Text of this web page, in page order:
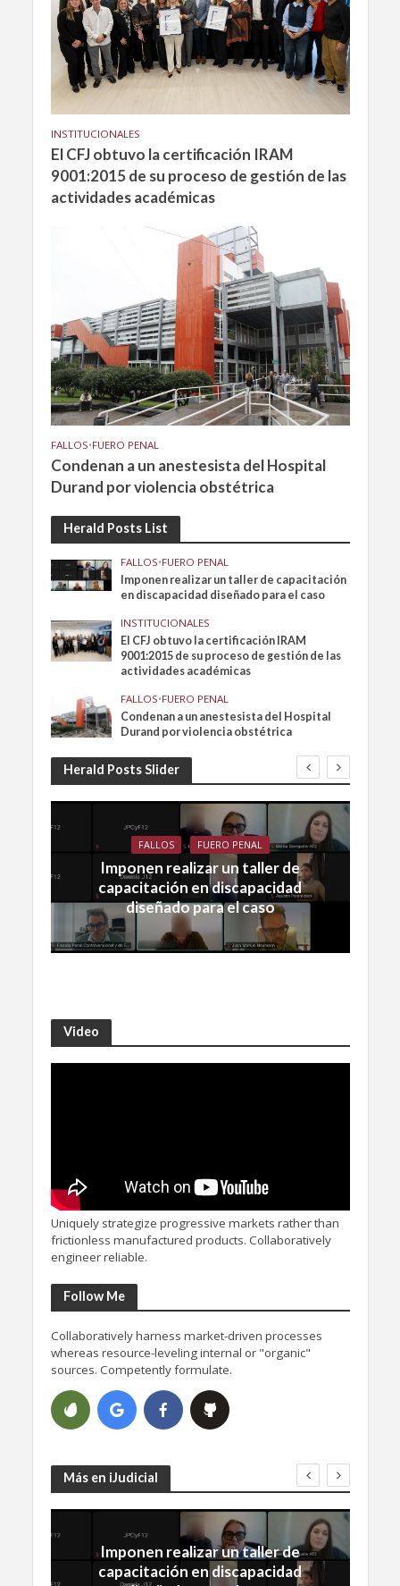
INSTITUCIONALES
El CFJ obtuvo la certificación IRAM
9001:2015 de su proceso de gestión de las
actividades académicas
FALLOS•FUERO PENAL
Condenan a un anestesista del Hospital
Durand por violencia obstétrica
Herald Posts List
FALLOS•FUERO PENAL
Imponen realizar un taller de capacitación
en discapacidad diseñado para el caso
INSTITUCIONALES
El CFJ obtuvo la certificación IRAM
9001:2015 de su proceso de gestión de las
actividades académicas
FALLOS•FUERO PENAL
Condenan a un anestesista del Hospital
Durand por violencia obstétrica
Herald Posts Slider
FALLOS FUERO PENAL
Imponen realizar un taller de
capacitación en discapacidad
diseñado para el caso
Video
Uniquely strategize progressive markets rather than
frictionless manufactured products. Collaboratively
engineer reliable.
Follow Me
Collaboratively harness market-driven processes
whereas resource-leveling internal or "organic"
sources. Competently formulate.
Más en iJudicial
Imponen realizar un taller de
capacitación en discapacidad